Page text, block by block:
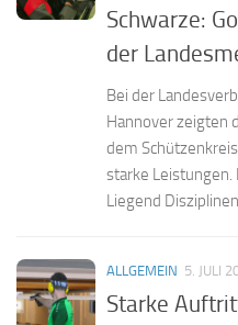
Schwarze:
der
Bei der
Hannover zeigten
dem
starke
Liegend
ALLGEMEIN 5. JULI
Starke